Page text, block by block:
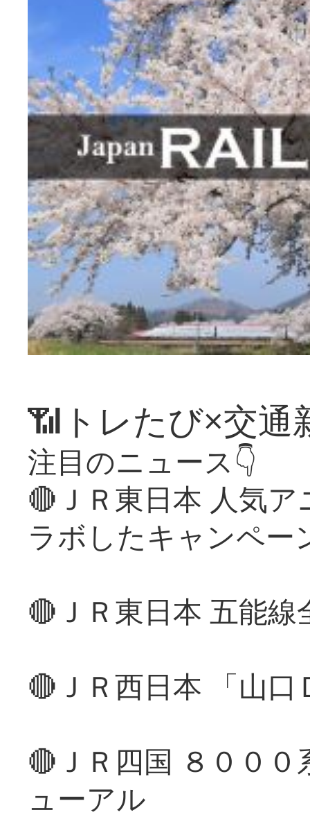
📶トレたび×交通
注目のニュース👇
🔴ＪＲ東日本 人気
ラボしたキャンペー
🔴ＪＲ東日本 五能
🔴ＪＲ西日本 「山
🔴ＪＲ四国 ８００
ューアル